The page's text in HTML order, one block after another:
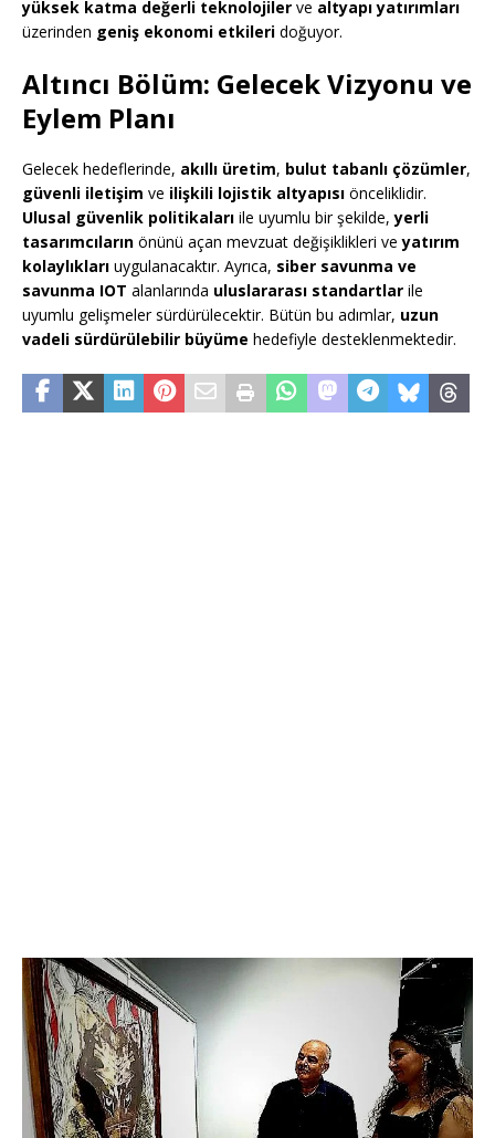
yüksek katma değerli teknolojiler ve altyapı yatırımları
üzerinden geniş ekonomi etkileri doğuyor.
Altıncı Bölüm: Gelecek Vizyonu ve
Eylem Planı
Gelecek hedeflerinde, akıllı üretim, bulut tabanlı çözümler,
güvenli iletişim ve ilişkili lojistik altyapısı önceliklidir.
Ulusal güvenlik politikaları ile uyumlu bir şekilde,yerli
tasarımcıların önünü açan mevzuat değişiklikleri veyatırım
kolaylıkları uygulanacaktır. Ayrıca, siber savunma ve
savunma IOT alanlarında uluslararası standartlar ile
uyumlu gelişmeler sürdürülecektir. Bütün bu adımlar, uzun
vadeli sürdürülebilir büyüme hedefiyle desteklenmektedir.